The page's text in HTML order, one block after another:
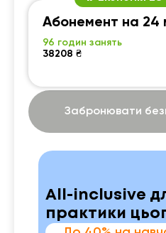
Абонемент на 24
96 годин занять
38208 ₴
Забронювати
All-inclusive
практики